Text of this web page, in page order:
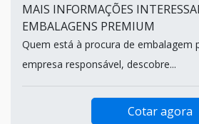
MAIS INFORMAÇÕES
EMBALAGENS PREMIUM
Quem está à procura de embalagem
empresa responsável, descobre...
Cotar agora